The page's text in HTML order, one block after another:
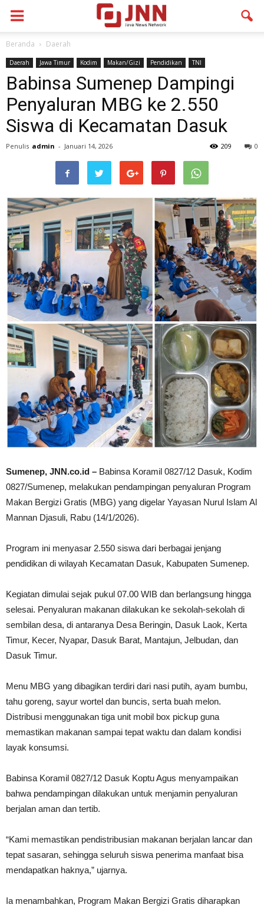
Beranda Daerah
Daerah Jawa Timur Kodim Makan/Gizi Pendidikan TNI
Babinsa Sumenep Dampingi
Penyaluran MBG ke 2.550
Siswa di Kecamatan Dasuk
Penulis admin - Januari 14, 2026 0
209
Sumenep, JNN.co.id – Babinsa Koramil 0827/12 Dasuk, Kodim
0827/Sumenep, melakukan pendampingan penyaluran Program
Makan Bergizi Gratis (MBG) yang digelar Yayasan Nurul Islam Al
Mannan Djasuli, Rabu (14/1/2026).
Program ini menyasar 2.550 siswa dari berbagai jenjang
pendidikan di wilayah Kecamatan Dasuk, Kabupaten Sumenep.
Kegiatan dimulai sejak pukul 07.00 WIB dan berlangsung hingga
selesai. Penyaluran makanan dilakukan ke sekolah-sekolah di
sembilan desa, di antaranya Desa Beringin, Dasuk Laok, Kerta
Timur, Kecer, Nyapar, Dasuk Barat, Mantajun, Jelbudan, dan
Dasuk Timur.
Menu MBG yang dibagikan terdiri dari nasi putih, ayam bumbu,
tahu goreng, sayur wortel dan buncis, serta buah melon.
Distribusi menggunakan tiga unit mobil box pickup guna
memastikan makanan sampai tepat waktu dan dalam kondisi
layak konsumsi.
Babinsa Koramil 0827/12 Dasuk Koptu Agus menyampaikan
bahwa pendampingan dilakukan untuk menjamin penyaluran
berjalan aman dan tertib.
“Kami memastikan pendistribusian makanan berjalan lancar dan
tepat sasaran, sehingga seluruh siswa penerima manfaat bisa
mendapatkan haknya,” ujarnya.
Ia menambahkan, Program Makan Bergizi Gratis diharapkan